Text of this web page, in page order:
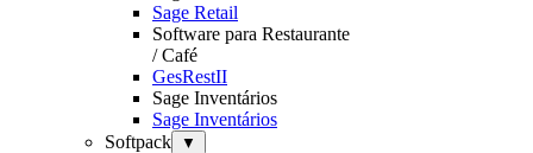
Sage Retail
Software para Restaurante
/ Café
GesRestII
Sage Inventários
Sage Inventários
Softpack
▼